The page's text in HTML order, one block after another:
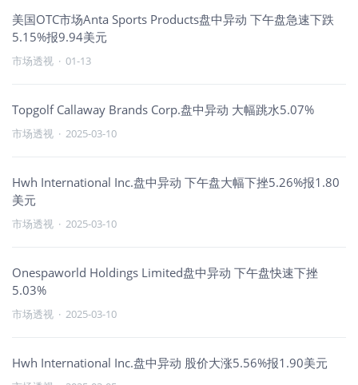
美国OTC市场Anta Sports Products盘中异动 下午盘急速下跌
5.15%报9.94美元
市场透视 · 01-13
Topgolf Callaway Brands Corp.盘中异动 大幅跳水5.07%
市场透视 · 2025-03-10
Hwh International Inc.盘中异动 下午盘大幅下挫5.26%报1.80
美元
市场透视 · 2025-03-10
Onespaworld Holdings Limited盘中异动 下午盘快速下挫
5.03%
市场透视 · 2025-03-10
Hwh International Inc.盘中异动 股价大涨5.56%报1.90美元